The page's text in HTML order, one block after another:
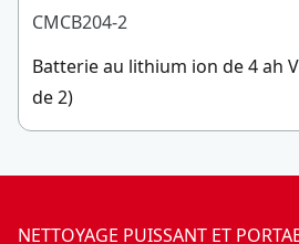
CMCB204-2
Batterie au lithium ion de 4 ah
de 2)
NETTOYAGE PUISSANT ET